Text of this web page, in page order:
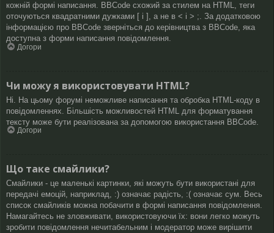
кожній формі написання. BBCode схожий за стилем на HTML, теги
оточуються квадратними дужками [ і ], а не в < і > ;. За додатковою
інформацією про BBCode зверніться до керівництва з BBCode, яка
доступна з форми написання повідомлення.
Догори
Чи можу я використовувати HTML?
Ні. На цьому форумі неможливе написання та обробка HTML-коду в
повідомленнях. Більшість можливостей HTML для форматування
тексту може бути реалізована за допомогою використання BBCode.
Догори
Що таке смайлики?
Смайлики - це маленькі картинки, які можуть бути використані для
передачі емоцій, наприклад, :) означає радість, :( означає сум. Весь
список смайликів можна побачити в формі написання повідомлення.
Намагайтесь не зловживати, використовуючи їх: вони легко можуть
зробити повідомлення нечитабельним і модератор може вирішити